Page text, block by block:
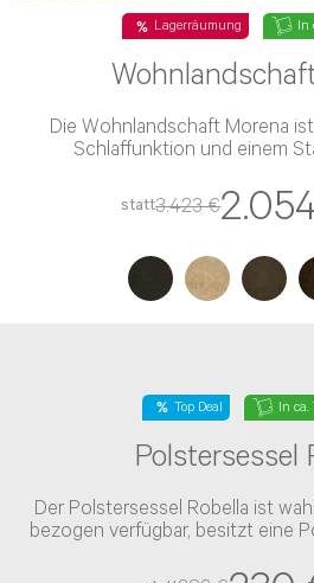
Der Polstersessel Garpiano II besitzt eine PUR-Schaum-
761 €